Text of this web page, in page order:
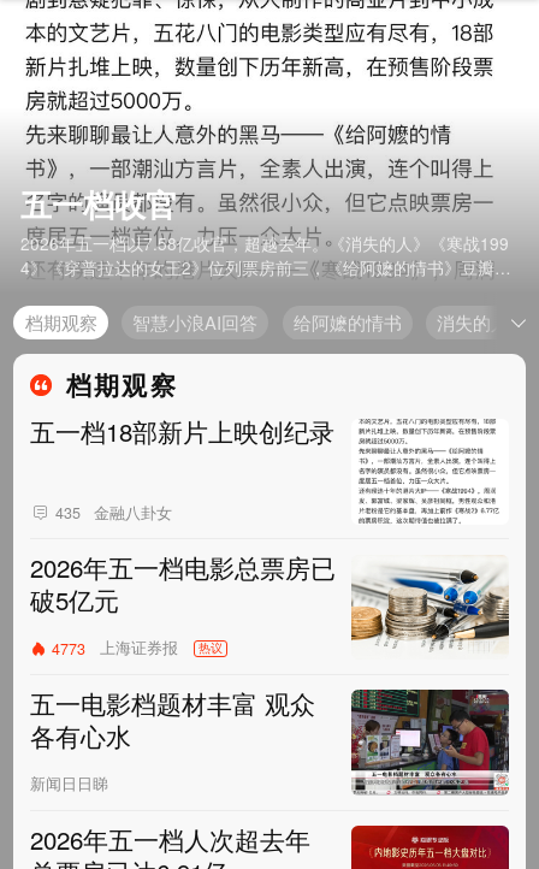
五一档收官
2026年五一档以7.58亿收官，超越去年。《消失的人》《寒战199
4》《穿普拉达的女王2》位列票房前三，《给阿嬷的情书》豆瓣评
档期观察 智慧小浪AI回答 给阿嬷的情书 消失的人
档期观察
五一档18部新片上映创纪录
435 金融八卦女
2026年五一档电影总票房已
破5亿元
4773 上海证券报 热议
五一电影档题材丰富 观众
各有心水
新闻日日睇
2026年五一档人次超去年